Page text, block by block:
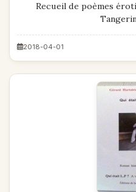
Recueil de poèmes
2018-04-01